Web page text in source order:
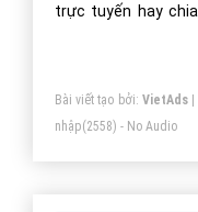
trực tuyến hay
Bạn thì sao? Hãy
của mình nhé.
Bài viết tạo bởi: VietAds|
nhập(2558) - No Audio